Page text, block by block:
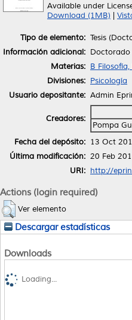
Available under
Download (1MB)
Tipo de elemento: Tesis
Información adicional: Doctorado
Materias: B
Divisiones: Psicología
Usuario depositante: Admin
Creadores:
Pompa
Fecha del depósito: 13 Oct
Última modificación: 20 Feb
URI: http://
Actions (login required)
Ver elemento
Descargar estadísticas
Downloads
Loading...